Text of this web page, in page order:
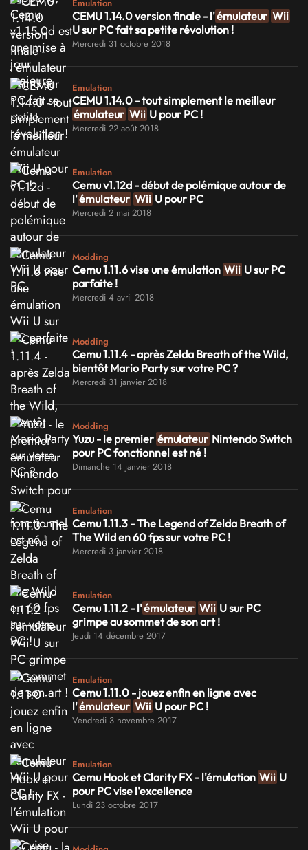
Emulation
CEMU 1.14.0 version finale - l'émulateur Wii
U sur PC fait sa petite révolution !
Mercredi 31 octobre 2018
Emulation
CEMU 1.14.0 - tout simplement le meilleur
émulateur Wii U pour PC !
Mercredi 22 août 2018
Emulation
Cemu v1.12d - début de polémique autour de
l'émulateur Wii U pour PC
Mercredi 2 mai 2018
Modding
Cemu 1.11.6 vise une émulation Wii U sur PC
parfaite !
Mercredi 4 avril 2018
Modding
Cemu 1.11.4 - après Zelda Breath of the Wild,
bientôt Mario Party sur votre PC ?
Mercredi 31 janvier 2018
Modding
Yuzu - le premier émulateur Nintendo Switch
pour PC fonctionnel est né !
Dimanche 14 janvier 2018
Emulation
Cemu 1.11.3 - The Legend of Zelda Breath of
The Wild en 60 fps sur votre PC !
Mercredi 3 janvier 2018
Emulation
Cemu 1.11.2 - l'émulateur Wii U sur PC
grimpe au sommet de son art !
Jeudi 14 décembre 2017
Emulation
Cemu 1.11.0 - jouez enfin en ligne avec
l'émulateur Wii U pour PC !
Vendredi 3 novembre 2017
Emulation
Cemu Hook et Clarity FX - l'émulation Wii U
pour PC vise l'excellence
Lundi 23 octobre 2017